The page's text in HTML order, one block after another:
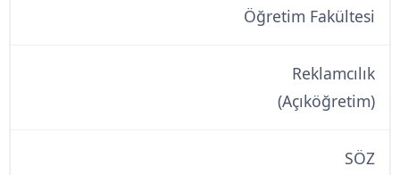
Öğretim Fakültesi
Reklamcılık
(Açıköğretim)
SÖZ